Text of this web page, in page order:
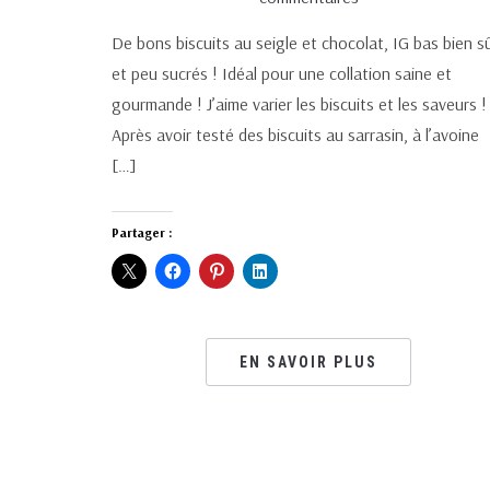
De bons biscuits au seigle et chocolat, IG bas bien
et peu sucrés ! Idéal pour une collation saine et
gourmande ! J’aime varier les biscuits et les saveurs !
Après avoir testé des biscuits au sarrasin, à l’avoine
[…]
Partager :
EN SAVOIR PLUS